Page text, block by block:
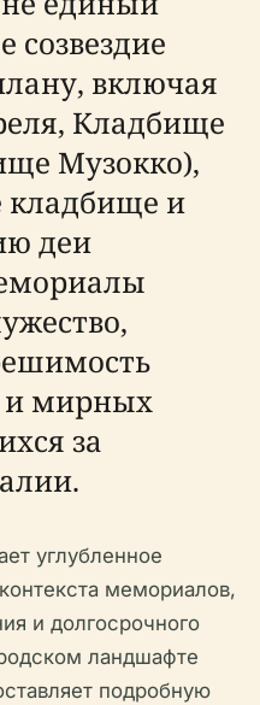
созвездие
включая
Кладбище
Музокко),
кладбище и
деи
и мирных
за
углубленное
мемориалов,
и долгосрочного
ландшафте
подробную